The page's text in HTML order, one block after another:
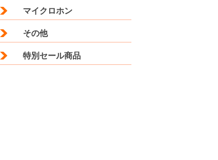
マイクロホン
その他
特別セール商品